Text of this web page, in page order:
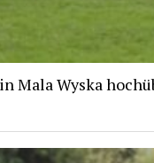
Mala Wyska